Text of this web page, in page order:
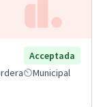
Acceptada
Municipal